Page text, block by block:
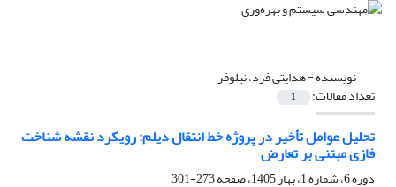
نویسنده =هدایتی فرد، نیلوفر
تعداد مقالات: 1
تحلیل عوامل تأخیر در پروژه خط انتقال دیلم: رویکرد نقشه شناخت
فازی مبتنی بر تعارض
دوره 6، شماره 1، بهار 1405، صفحه
273-301